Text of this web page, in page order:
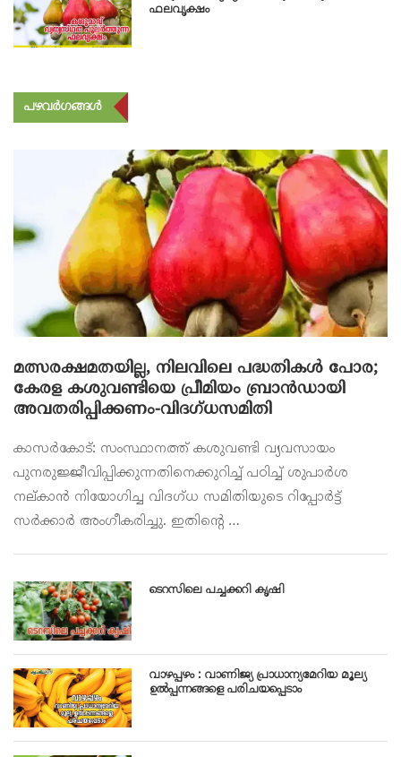
ഫലവൃക്ഷം
പഴവർഗങ്ങൾ
മത്സരക്ഷമതയില്ല, നിലവിലെ പദ്ധതികൾ പോര;
കേരള കശുവണ്ടിയെ പ്രീമിയം ബ്രാൻഡായി
അവതരിപ്പിക്കണം-വിദഗ്ധസമിതി
കാസർകോട്: സംസ്ഥാനത്ത് കശുവണ്ടി വ്യവസായം
പുനരുജ്ജീവിപ്പിക്കുന്നതിനെക്കുറിച്ച് പഠിച്ച് ശുപാർശ
നല്കാൻ നിയോഗിച്ച വിദഗ്ധ സമിതിയുടെ റിപ്പോർട്ട്
സർക്കാർ അംഗീകരിച്ചു. ഇതിന്റെ …
ടെറസിലെ പച്ചക്കറി കൃഷി
വാഴപ്പഴം : വാണിജ്യ പ്രാധാന്യമേറിയ മൂല്യ
ഉൽപ്പന്നങ്ങളെ പരിചയപ്പെടാം